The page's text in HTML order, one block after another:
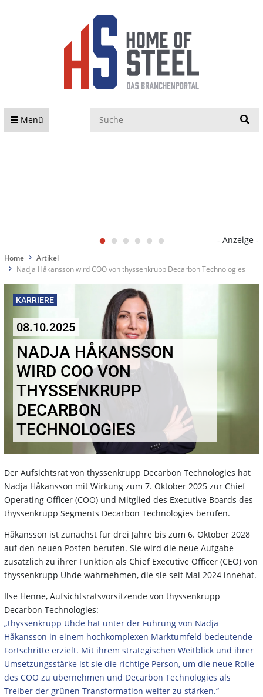
Menü
- Anzeige -
Home
Artikel
Nadja Håkansson wird COO von thyssenkrupp Decarbon Technologies
KARRIERE
08.10.2025
NADJA HÅKANSSON
WIRD COO VON
THYSSENKRUPP
DECARBON
TECHNOLOGIES
Der Aufsichtsrat von thyssenkrupp Decarbon Technologies hat
Nadja Håkansson mit Wirkung zum 7. Oktober 2025 zur Chief
Operating Officer (COO) und Mitglied des Executive Boards des
thyssenkrupp Segments Decarbon Technologies berufen.
Håkansson ist zunächst für drei Jahre bis zum 6. Oktober 2028
auf den neuen Posten berufen. Sie wird die neue Aufgabe
zusätzlich zu ihrer Funktion als Chief Executive Officer (CEO) von
thyssenkrupp Uhde wahrnehmen, die sie seit Mai 2024 innehat.
Ilse Henne, Aufsichtsratsvorsitzende von thyssenkrupp
Decarbon Technologies:
„thyssenkrupp Uhde hat unter der Führung von Nadja
Håkansson in einem hochkomplexen Marktumfeld bedeutende
Fortschritte erzielt. Mit ihrem strategischen Weitblick und ihrer
Umsetzungsstärke ist sie die richtige Person, um die neue Rolle
des COO zu übernehmen und Decarbon Technologies als
Treiber der grünen Transformation weiter zu stärken.“